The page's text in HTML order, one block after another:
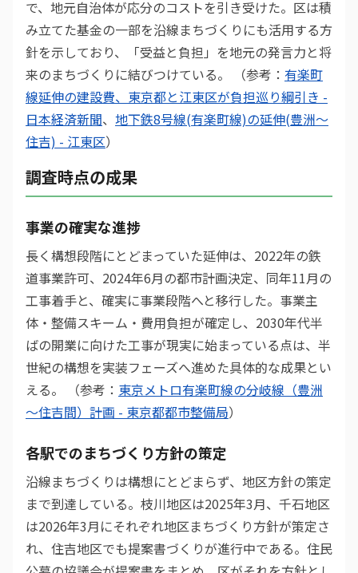
で、地元自治体が応分のコストを引き受けた。区は積
み立てた基金の一部を沿線まちづくりにも活用する方
針を示しており、「受益と負担」を地元の発言力と将
来のまちづくりに結びつけている。 （参考： 有楽町
線延伸の建設費、東京都と江東区が負担巡り綱引き -
日本経済新聞、 地下鉄8号線(有楽町線)の延伸(豊洲～
住吉) - 江東区）
調査時点の成果
事業の確実な進捗
長く構想段階にとどまっていた延伸は、2022年の鉄
道事業許可、2024年6月の都市計画決定、同年11月の
工事着手と、確実に事業段階へと移行した。事業主
体・整備スキーム・費用負担が確定し、2030年代半
ばの開業に向けた工事が現実に始まっている点は、半
世紀の構想を実装フェーズへ進めた具体的な成果とい
える。 （参考： 東京メトロ有楽町線の分岐線（豊洲
～住吉間）計画 - 東京都都市整備局）
各駅でのまちづくり方針の策定
沿線まちづくりは構想にとどまらず、地区方針の策定
まで到達している。枝川地区は2025年3月、千石地区
は2026年3月にそれぞれ地区まちづくり方針が策定さ
れ、住吉地区でも提案書づくりが進行中である。住民